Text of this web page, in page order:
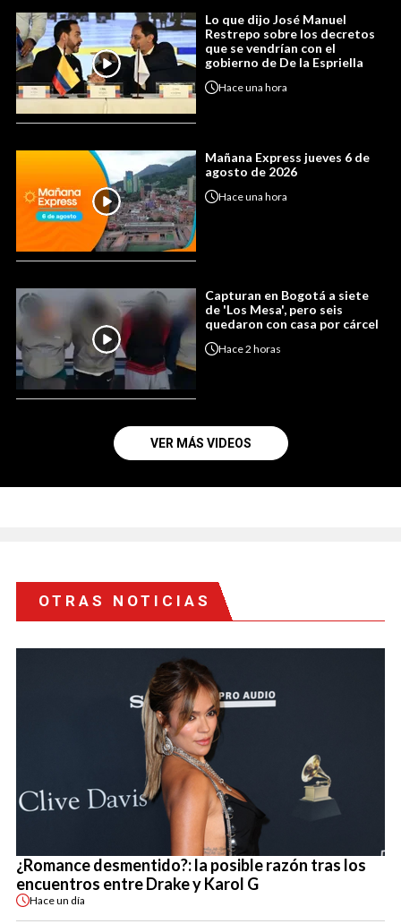
Lo que dijo José Manuel
Restrepo sobre los decretos
que se vendrían con el
gobierno de De la Espriella
Haceuna hora
Mañana Express jueves 6 de
agosto de 2026
Haceuna hora
Capturan en Bogotá a siete
de 'Los Mesa', pero seis
quedaron con casa por cárcel
Hace2 horas
VER MÁS VIDEOS
OTRAS NOTICIAS
¿Romance desmentido?: la posible razón tras los
encuentros entre Drake y Karol G
Haceun día